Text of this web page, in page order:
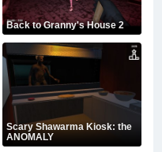
Back to Granny's House 2
Scary Shawarma Kiosk: the
ANOMALY